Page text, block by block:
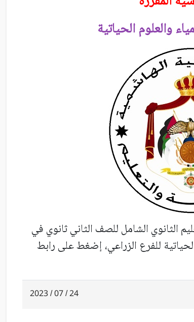
والعلوم الحياتية
الثانوي الشامل للصف الثاني ثانوي في
للفرع الزراعي، إضغط على رابط
24 / 07 / 2023